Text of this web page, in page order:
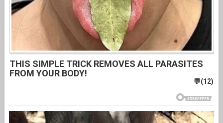
THIS SIMPLE TRICK REMOVES ALL PARASITES
FROM YOUR BODY!